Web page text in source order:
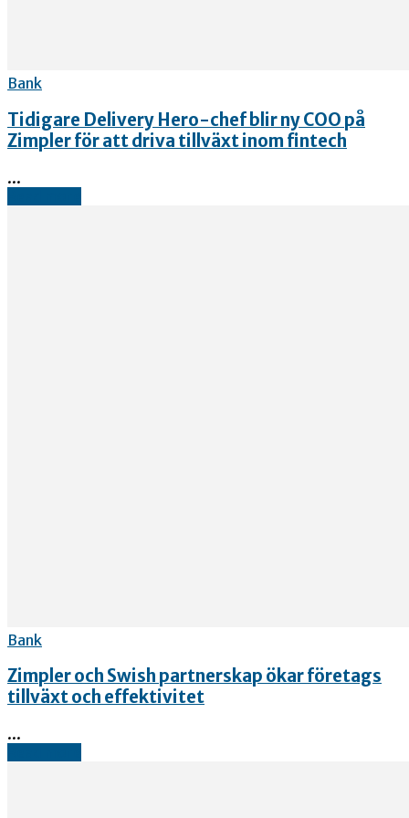
Bank
Tidigare Delivery Hero-chef blir ny COO på
Zimpler för att driva tillväxt inom fintech
...
Bank
Zimpler och Swish partnerskap ökar företags
tillväxt och effektivitet
...